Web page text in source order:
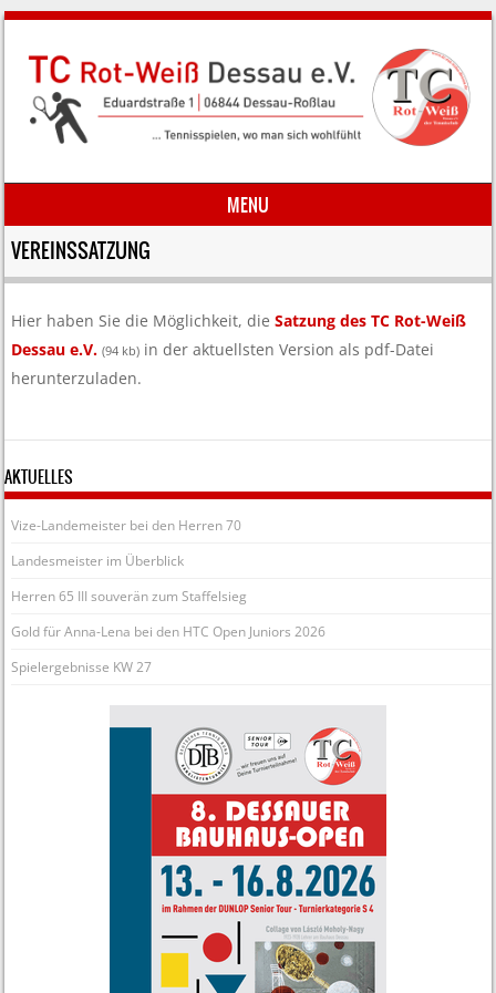
MENU
Skip to content
VEREINSSATZUNG
Hier haben Sie die Möglichkeit, dieSatzung des TC Rot-Weiß
Dessau e.V. (94 kb) in der aktuellsten Version als pdf-Datei
herunterzuladen.
AKTUELLES
Vize-Landemeister bei den Herren 70
Landesmeister im Überblick
Herren 65 III souverän zum Staffelsieg
Gold für Anna-Lena bei den HTC Open Juniors 2026
Spielergebnisse KW 27